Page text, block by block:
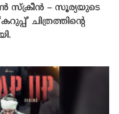
സ്‌ക്രീൻ – സൂര്യയുടെ
ചിത്രത്തിന്റെ